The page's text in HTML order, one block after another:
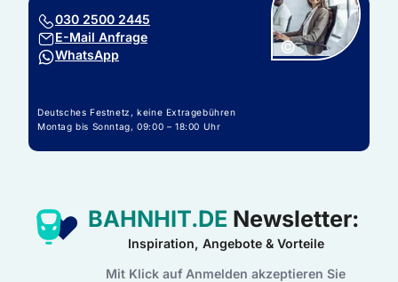
030 2500 2445
E-Mail Anfrage
WhatsApp
Deutsches Festnetz, keine Extragebühren
Montag bis Sonntag, 09:00 – 18:00 Uhr
Copyright:
©
BAHNHIT.DE Newsletter:
Inspiration, Angebote & Vorteile
Mit Klick auf Anmelden akzeptieren Sie